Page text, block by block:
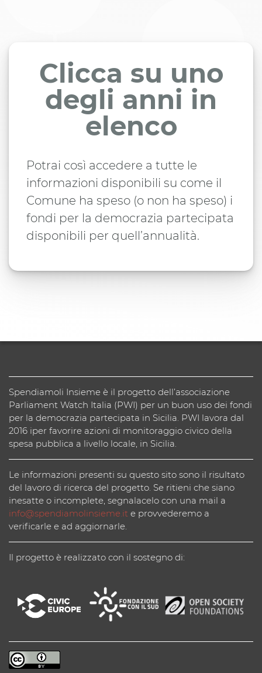
Clicca su uno
degli anni in
elenco
Potrai così accedere a tutte le
informazioni disponibili su come il
Comune ha speso (o non ha speso) i
fondi per la democrazia partecipata
disponibili per quell’annualità.
Spendiamoli Insieme è il progetto dell’associazione
Parliament Watch Italia (PWI) per un buon uso dei fondi
per la democrazia partecipata in Sicilia. PWI lavora dal
2016 iper favorire azioni di monitoraggio civico della
spesa pubblica a livello locale, in Sicilia.
Le informazioni presenti su questo sito sono il risultato
del lavoro di ricerca del progetto. Se ritieni che siano
inesatte o incomplete, segnalacelo con una mail a
info@spendiamolinsieme.it e provvederemo a
verificarle e ad aggiornarle.
Il progetto è realizzato con il sostegno di: